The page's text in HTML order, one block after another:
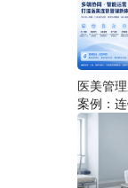
医美管
案例：
端协同